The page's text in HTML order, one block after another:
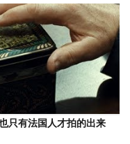
只有法国人才拍的出来